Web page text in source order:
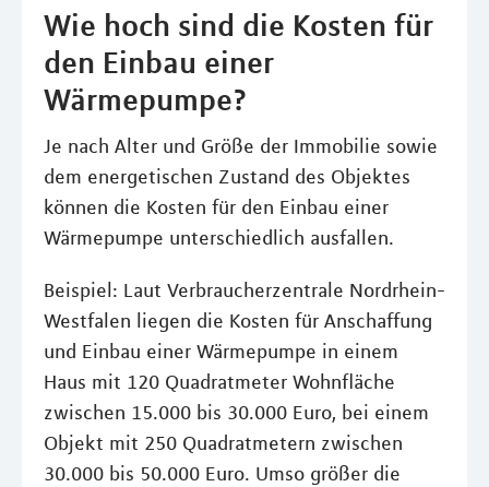
Wie hoch sind die Kosten für
den Einbau einer
Wärmepumpe?
Je nach Alter und Größe der Immobilie sowie
dem energetischen Zustand des Objektes
können die Kosten für den Einbau einer
Wärmepumpe unterschiedlich ausfallen.
Beispiel: Laut Verbraucherzentrale Nordrhein-
Westfalen liegen die Kosten für Anschaffung
und Einbau einer Wärmepumpe in einem
Haus mit 120 Quadratmeter Wohnfläche
zwischen 15.000 bis 30.000 Euro, bei einem
Objekt mit 250 Quadratmetern zwischen
30.000 bis 50.000 Euro. Umso größer die